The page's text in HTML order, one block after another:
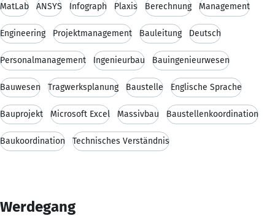
MatLab ANSYS Infograph Plaxis Berechnung Management
Engineering Projektmanagement Bauleitung Deutsch
Personalmanagement Ingenieurbau Bauingenieurwesen
Bauwesen Tragwerksplanung Baustelle Englische Sprache
Bauprojekt Microsoft Excel Massivbau Baustellenkoordination
Baukoordination Technisches Verständnis
Werdegang